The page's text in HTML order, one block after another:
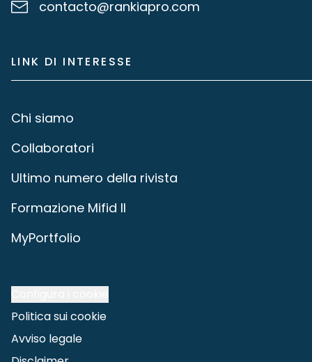
contacto@rankiapro.com
LINK DI INTERESSE
Chi siamo
Collaboratori
Ultimo numero della rivista
Formazione Mifid II
MyPortfolio
Politica sui cookie
Avviso legale